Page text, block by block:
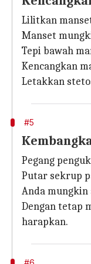
Lilitkan
Manset
Tepi bawah
Kencangkan
Letakkan
#5
Pegang
Putar sekrup
Anda
Dengan tetap
harapkan.